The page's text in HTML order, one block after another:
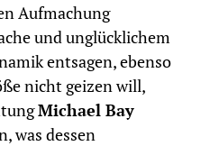
Aufmachung
und unglücklichem
entsagen, ebenso
nicht geizen will,
Michael Bay
was dessen